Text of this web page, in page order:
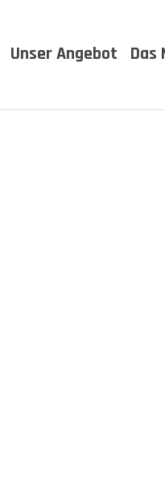
Unser Angebot Das